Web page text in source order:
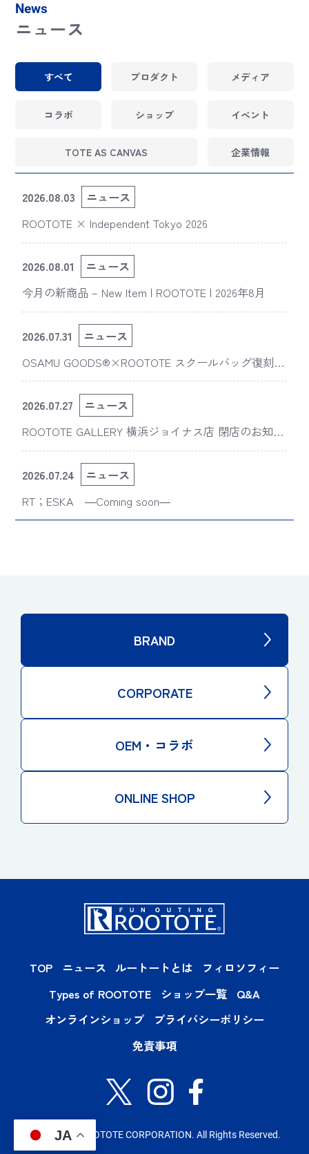
News
ニュース
すべて プロダクト メディア
コラボ ショップ イベント
TOTE AS CANVAS 企業情報
2026.08.03
ニュース
ROOTOTE × Independent Tokyo 2026
2026.08.01
ニュース
今月の新商品 – New Item | ROOTOTE | 2026年8月
2026.07.31
ニュース
OSAMU GOODS®×ROOTOTE スクールバッグ復刻
版“スライスドアイ”の新デザインが「The 50th Annive
rsary OSAMU GOODS展」に登場
2026.07.27
ニュース
ROOTOTE GALLERY 横浜ジョイナス店 閉店のお知ら
せ
2026.07.24
ニュース
RT；ESKA ―Coming soon―
BRAND
CORPORATE
OEM・コラボ
ONLINE SHOP
TOP ニュース ルートートとは
フィロソフィー
Types of ROOTOTE
ショップ一覧
Q&A
オンラインショップ
プライバシーポリシー
免責事項
Copyright© ROOTOTE CORPORATION. All Rights Reserved.
JA